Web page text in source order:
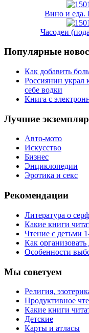
Вино и еда.
Часодеи
Популярные
Как добавить
Россиянин украл
себе водки
Книга с
Лучшие
Авто-мото
Искусство
Бизнес
Энциклопедии
Эротика и секс
Рекомендации
Литература о
Какие книги
Чтение с детьми
Как
Особенности
Мы советуем
Религия,
Продуктивное
Какие книги
Детские
Карты и атласы